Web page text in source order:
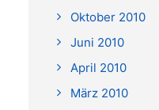
Oktober 2010
Juni 2010
April 2010
März 2010